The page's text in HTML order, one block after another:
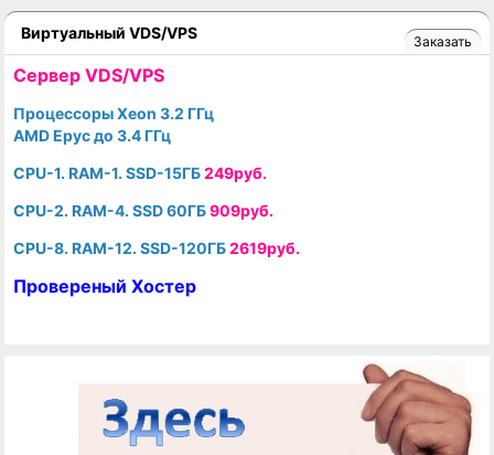
Виртуальный VDS/VPS Заказать
Cервер VDS/VPS
Процессоры Xeon 3.2 ГГц
AMD Epyc до 3.4 ГГц
CPU-1. RAM-1. SSD-15ГБ249руб.
CPU-2. RAM-4. SSD 60ГБ909руб.
CPU-8. RAM-12. SSD-120ГБ2619руб.
Провереный Хостер